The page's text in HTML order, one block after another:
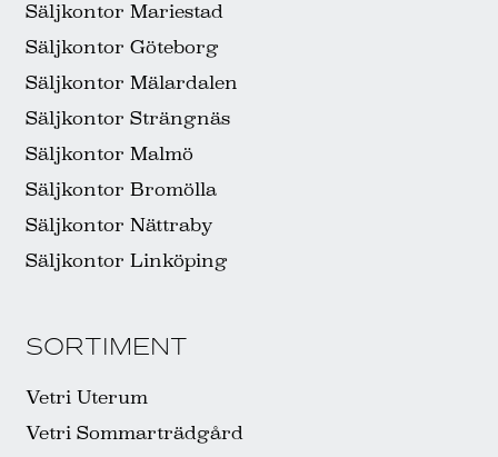
Säljkontor Mariestad
Säljkontor Göteborg
Säljkontor Mälardalen
Säljkontor Strängnäs
Säljkontor Malmö
Säljkontor Bromölla
Säljkontor Nättraby
Säljkontor Linköping
SORTIMENT
Vetri Uterum
Vetri Sommarträdgård